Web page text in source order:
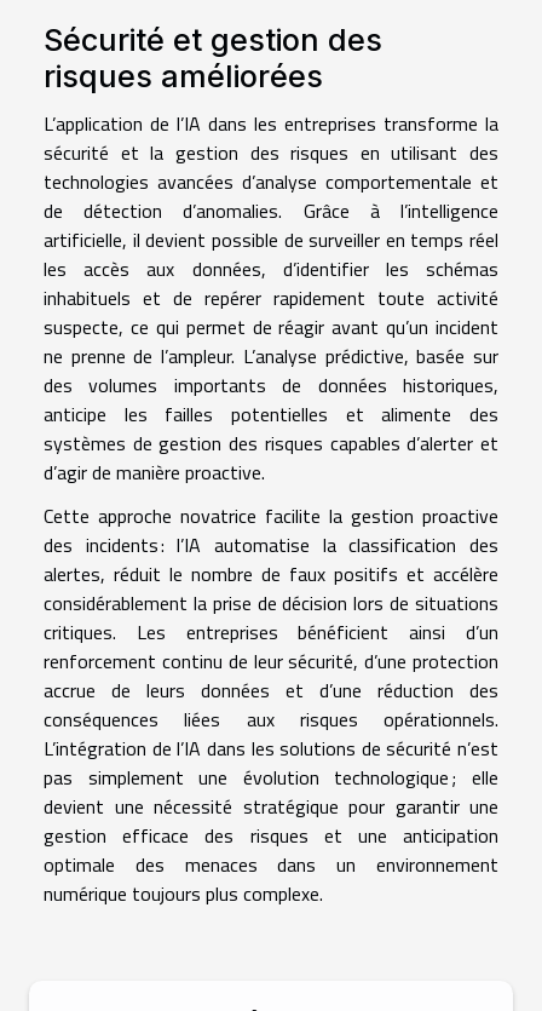
Sécurité et gestion des
risques améliorées
L’application de l’IA dans les entreprises transforme la
sécurité et la gestion des risques en utilisant des
technologies avancées d’analyse comportementale et
de détection d’anomalies. Grâce à l’intelligence
artificielle, il devient possible de surveiller en temps réel
les accès aux données, d’identifier les schémas
inhabituels et de repérer rapidement toute activité
suspecte, ce qui permet de réagir avant qu’un incident
ne prenne de l’ampleur. L’analyse prédictive, basée sur
des volumes importants de données historiques,
anticipe les failles potentielles et alimente des
systèmes de gestion des risques capables d’alerter et
d’agir de manière proactive.
Cette approche novatrice facilite la gestion proactive
des incidents : l’IA automatise la classification des
alertes, réduit le nombre de faux positifs et accélère
considérablement la prise de décision lors de situations
critiques. Les entreprises bénéficient ainsi d’un
renforcement continu de leur sécurité, d’une protection
accrue de leurs données et d’une réduction des
conséquences liées aux risques opérationnels.
L’intégration de l’IA dans les solutions de sécurité n’est
pas simplement une évolution technologique ; elle
devient une nécessité stratégique pour garantir une
gestion efficace des risques et une anticipation
optimale des menaces dans un environnement
numérique toujours plus complexe.